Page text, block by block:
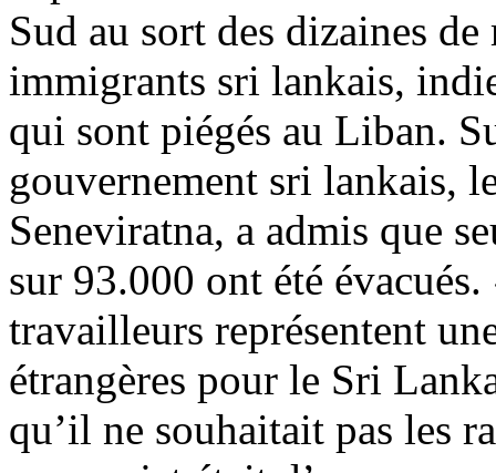
Sud au sort des dizaines
immigrants sri lankais,
qui sont piégés au Liban.
gouvernement sri lankais,
Seneviratna, a admis que
sur 93.000 ont été
travailleurs représentent
étrangères pour le Sri
qu’il ne souhaitait pas les